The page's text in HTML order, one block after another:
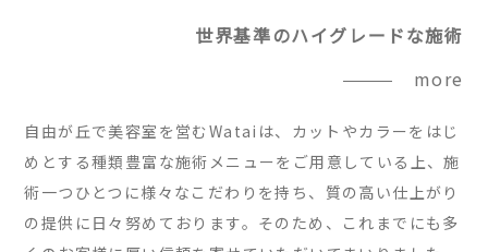
世界基準のハイグレードな施術
more
自由が丘で美容室を営むWataiは、カットやカラーをはじ
めとする種類豊富な施術メニューをご用意している上、施
術一つひとつに様々なこだわりを持ち、質の高い仕上がり
の提供に日々努めております。そのため、これまでにも多